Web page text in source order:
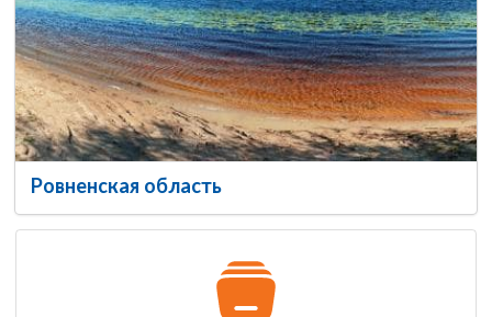
Ровненская область